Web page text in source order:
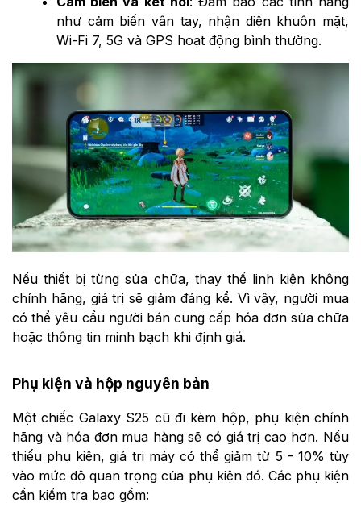
như cảm biến vân tay, nhận diện khuôn mặt,
Wi-Fi 7, 5G và GPS hoạt động bình thường.
Nếu thiết bị từng sửa chữa, thay thế linh kiện không
chính hãng, giá trị sẽ giảm đáng kể. Vì vậy, người mua
có thể yêu cầu người bán cung cấp hóa đơn sửa chữa
hoặc thông tin minh bạch khi định giá.
Phụ kiện và hộp nguyên bản
Một chiếc Galaxy S25 cũ đi kèm hộp, phụ kiện chính
hãng và hóa đơn mua hàng sẽ có giá trị cao hơn. Nếu
thiếu phụ kiện, giá trị máy có thể giảm từ 5 - 10% tùy
vào mức độ quan trọng của phụ kiện đó. Các phụ kiện
cần kiểm tra bao gồm: